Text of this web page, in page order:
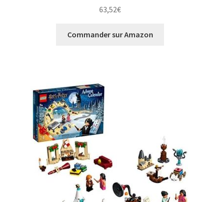
63,52€
Commander sur Amazon